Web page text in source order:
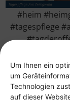
Um Ihnen ein
um
Technologien
auf dieser
#heim
#tagespflege
#gemeinsam
#alter